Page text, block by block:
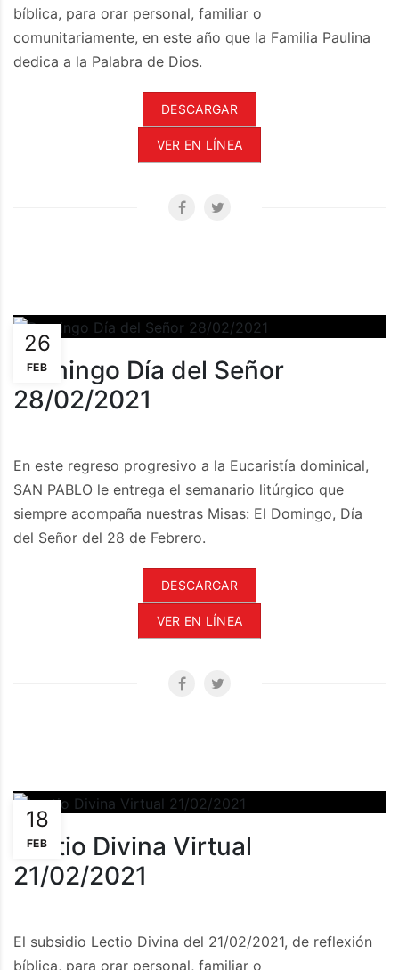
bíblica, para orar personal, familiar o
comunitariamente, en este año que la Familia Paulina
dedica a la Palabra de Dios.
DESCARGAR
VER EN LÍNEA
26
FEB
Domingo Día del Señor
28/02/2021
En este regreso progresivo a la Eucaristía dominical,
SAN PABLO le entrega el semanario litúrgico que
siempre acompaña nuestras Misas: El Domingo, Día
del Señor del 28 de Febrero.
DESCARGAR
VER EN LÍNEA
18
FEB
Lectio Divina Virtual
21/02/2021
El subsidio Lectio Divina del 21/02/2021, de reflexión
bíblica, para orar personal, familiar o